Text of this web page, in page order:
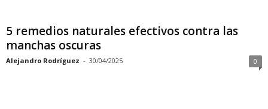
5 remedios naturales efectivos contra las
manchas oscuras
Alejandro Rodríguez - 30/04/2025 0